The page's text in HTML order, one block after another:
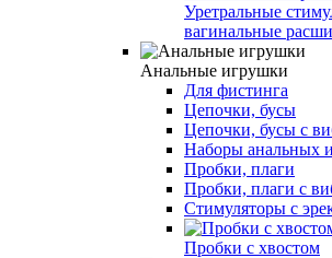
Уретральные
вагинальные
Анальные игрушки
Для фистинга
Цепочки, бусы
Цепочки, бусы с
Наборы анальных
Пробки, плаги
Пробки, плаги с
Стимуляторы с
Пробки с хвостом